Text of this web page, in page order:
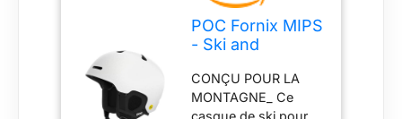
POC Fornix MIPS
- Ski and
Helmet for
Enhanced Safety
CONÇU POUR LA
MONTAGNE_ Ce